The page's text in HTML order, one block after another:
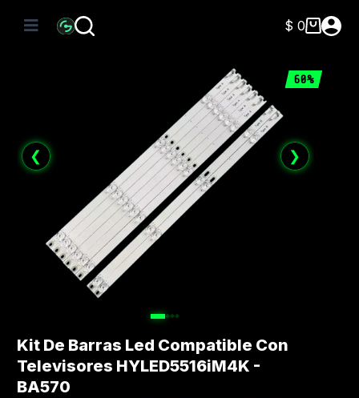
Carro
$ 0
60%
❮ ❯
Kit De Barras Led Compatible Con
Televisores HYLED5516iM4K -
BA570